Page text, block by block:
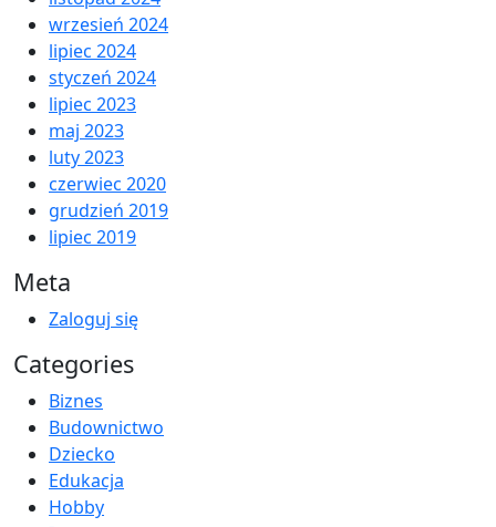
wrzesień 2024
lipiec 2024
styczeń 2024
lipiec 2023
maj 2023
luty 2023
czerwiec 2020
grudzień 2019
lipiec 2019
Meta
Zaloguj się
Categories
Biznes
Budownictwo
Dziecko
Edukacja
Hobby